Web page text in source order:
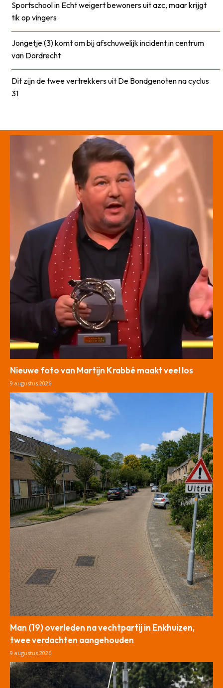
Sportschool in Echt weigert bewoners uit azc, maar krijgt
tik op vingers
Jongetje (3) komt om bij afschuwelijk incident in centrum
van Dordrecht
Dit zijn de twee vertrekkers uit De Bondgenoten na cyclus
31
Nieuwe foto van Martijn Krabbé maakt veel los
9 augustus 2026
Man (19) overleden na vechtpartij in Enkhuizen,
twee verdachten aangehouden
9 augustus 2026